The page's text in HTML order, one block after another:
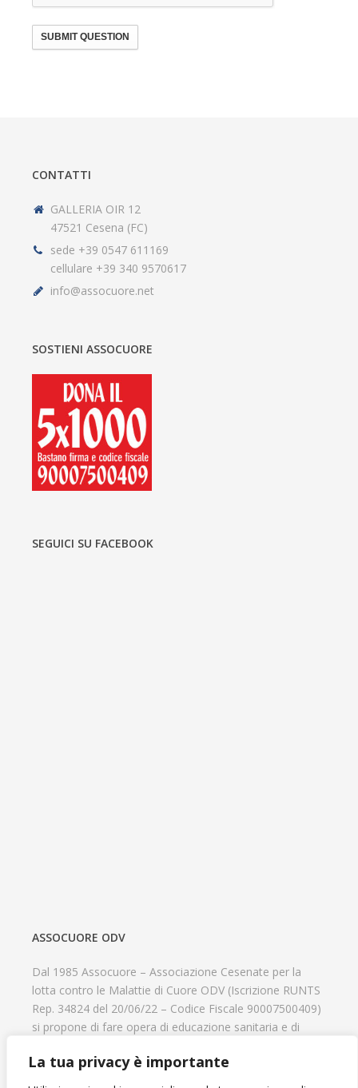
La tua privacy è importante
SUBMIT QUESTION
CONTATTI
GALLERIA OIR 12
47521 Cesena (FC)
sede +39 0547 611169
cellulare +39 340 9570617
info@assocuore.net
SOSTIENI ASSOCUORE
SEGUICI SU FACEBOOK
ASSOCUORE ODV
Dal 1985 Assocuore – Associazione Cesenate per la
lotta contro le Malattie di Cuore ODV (Iscrizione RUNTS
Rep. 34824 del 20/06/22 – Codice Fiscale 90007500409)
si propone di fare opera di educazione sanitaria e di
psicofisico di tutti coloro che hanno un problema
cardiologico e di aiutare il progresso delle strutture